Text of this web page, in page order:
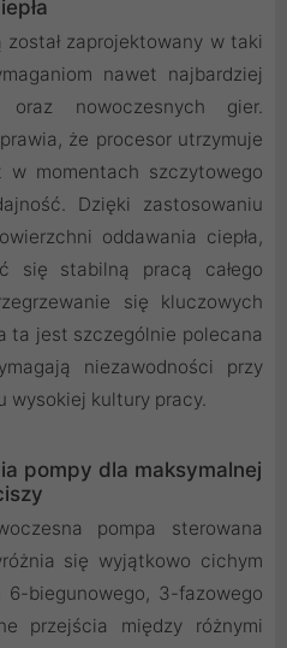
został zaprojektowany w taki
nawet najbardziej
oraz nowoczesnych gier.
że procesor utrzymuje
w momentach szczytowego
Dzięki zastosowaniu
oddawania ciepła,
się stabilną pracą całego
się kluczowych
ta jest szczególnie polecana
niezawodności przy
wysokiej kultury pracy.
pompy dla maksymalnej
pompa sterowana
się wyjątkowo cichym
6-biegunowego, 3-fazowego
przejścia między różnymi